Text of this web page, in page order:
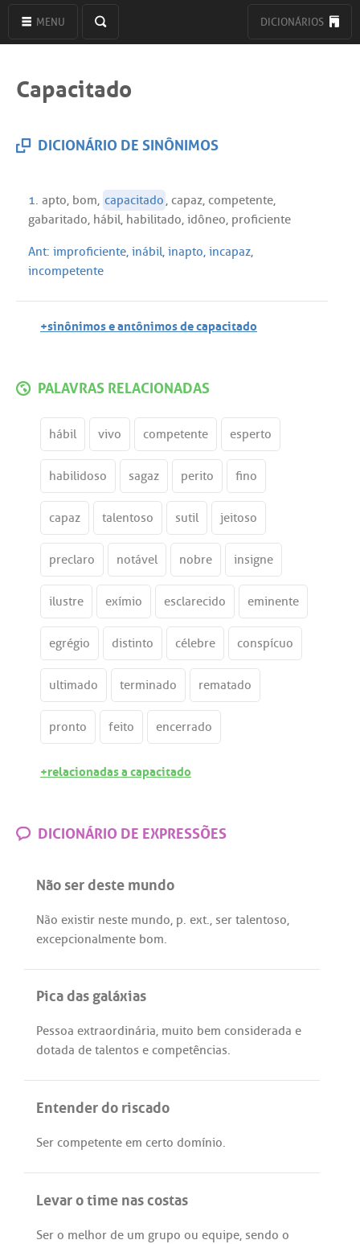
MENU DICIONÁRIOS
Capacitado
DICIONÁRIO DE SINÔNIMOS
1. apto, bom, capacitado, capaz, competente,
gabaritado, hábil, habilitado, idôneo, proficiente
Ant: improficiente, inábil, inapto, incapaz,
incompetente
+sinônimos e antônimos de capacitado
PALAVRAS RELACIONADAS
hábil vivo competente esperto
habilidoso sagaz perito fino
capaz talentoso sutil jeitoso
preclaro notável nobre insigne
ilustre exímio esclarecido eminente
egrégio distinto célebre conspícuo
ultimado terminado rematado
pronto feito encerrado
+relacionadas a capacitado
DICIONÁRIO DE EXPRESSÕES
Não ser deste mundo
Não existir neste mundo, p. ext., ser talentoso,
excepcionalmente bom.
Pica das galáxias
Pessoa extraordinária, muito bem considerada e
dotada de talentos e competências.
Entender do riscado
Ser competente em certo domínio.
Levar o time nas costas
Ser o melhor de um grupo ou equipe, sendo o